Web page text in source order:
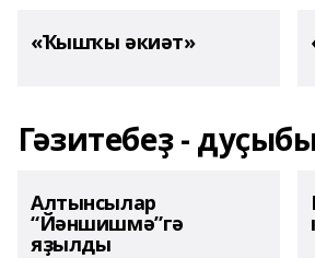
«Ҡышҡы әкиәт»
Гәзитебеҙ -
Алтынсылар
“Йәншишмә”гә
яҙылды